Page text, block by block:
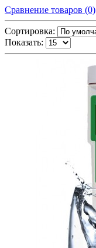
Сравнение товаров (0)
Сортировка:
Показать: